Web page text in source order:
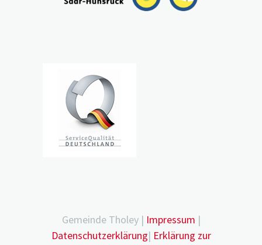
Gemeinde Tholey | Impressum |
Datenschutzerklärung| Erklärung zur